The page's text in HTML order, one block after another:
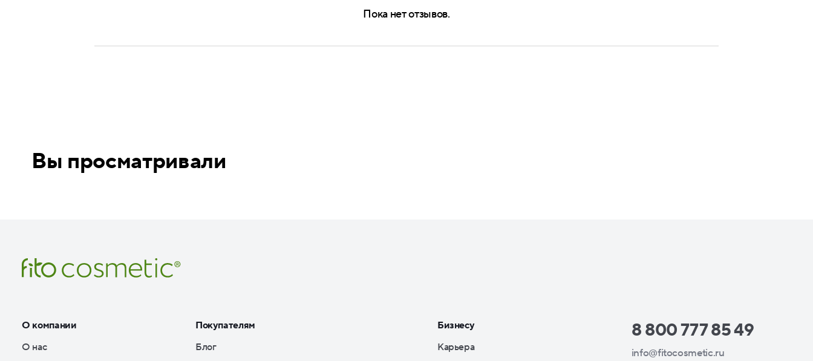
Пока нет отзывов.
Вы просматривали
О компании
О нас
Покупателям
Блог
Бизнесу
Карьера
8 800 777 85 49
info@fitocosmetic.ru